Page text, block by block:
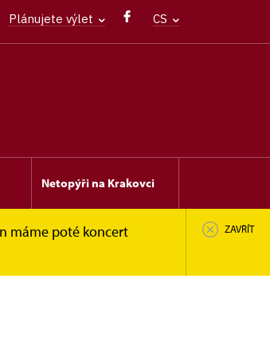
Plánujete výlet CS
Netopýři na Krakovci
máme poté koncert
ZAVŘÍT